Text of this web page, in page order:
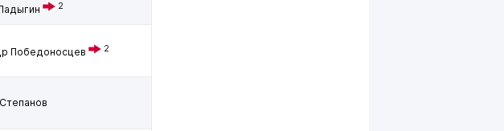
2
Победоносцев 2